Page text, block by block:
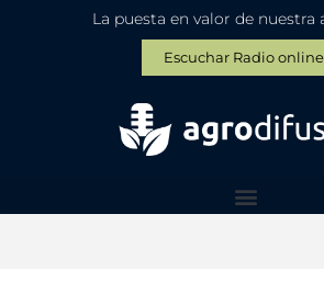
La puesta en valor de nuestra
Escuchar Radio online